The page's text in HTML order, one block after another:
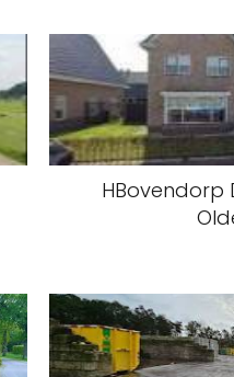
HBovendorp